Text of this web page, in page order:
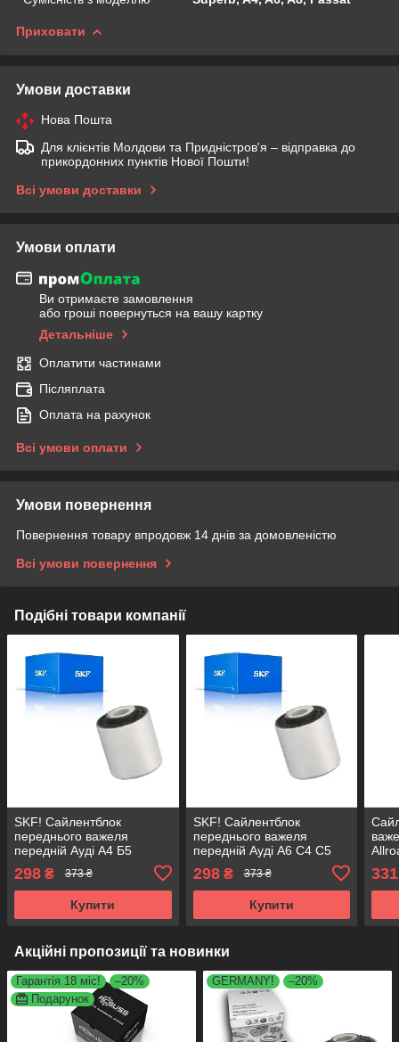
Приховати
Умови доставки
Нова Пошта
Для клієнтів Молдови та Придністров'я – відправка до
прикордонних пунктів Нової Пошти!
Всі умови доставки
Умови оплати
Ви отримаєте замовлення
або гроші повернуться на вашу картку
Детальніше
Оплатити частинами
Післяплата
Оплата на рахунок
Всі умови оплати
Умови повернення
Повернення товару впродовж 14 днів за домовленістю
Всі умови повернення
Подібні товари компанії
SKF! Сайлентблок
переднього важеля
передній Ауді А4 Б5
Зовнішній. Німеччина!
14540 , JBU139 ,
VKDS331012
298 ₴ 373 ₴
Купити
SKF! Сайлентблок
переднього важеля
передній Ауді А6 C4 С5
Зовнішній. Німеччина!
14540 , JBU139 ,
VKDS331012
298₴ 373 ₴
Купити
331
Акційні пропозиції та новинки
Гарантія 18 міс!
–20%
Подарунок
GERMANY! –20%